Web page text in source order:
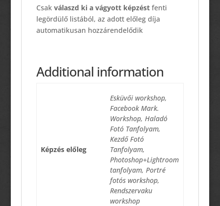
Csak válaszd ki a vágyott képzéstfenti
legördülő listából, az adott előleg díja
automatikusan hozzárendelődik
Additional information
Képzés előleg
Esküvői workshop,
Facebook Mark.
Workshop, Haladó
Fotó Tanfolyam,
Kezdő Fotó
Tanfolyam,
Photoshop+Lightroom
tanfolyam, Portré
fotós workshop,
Rendszervaku
workshop